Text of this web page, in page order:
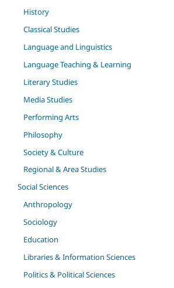
History
Classical Studies
Language and Linguistics
Language Teaching & Learning
Literary Studies
Media Studies
Performing Arts
Philosophy
Society & Culture
Regional & Area Studies
Social Sciences
Anthropology
Sociology
Education
Libraries & Information Sciences
Politics & Political Sciences